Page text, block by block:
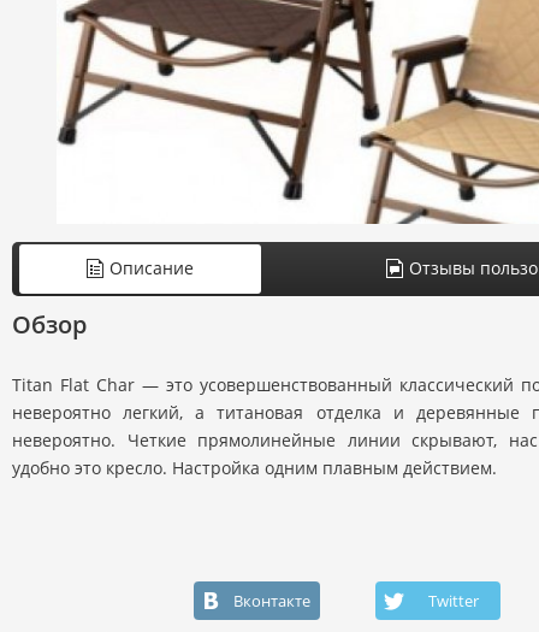
Описание Отзывы
Обзор
Titan Flat Char — это усовершенствованный классический
невероятно легкий, а титановая отделка и деревянные
невероятно. Четкие прямолинейные линии скрывают,
удобно это кресло. Настройка одним плавным действием.
Вконтакте
Twitter